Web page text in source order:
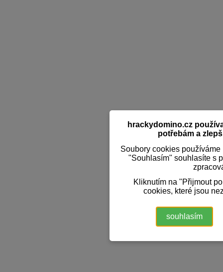
hrackydomino.cz
potřebám a
Soubory cookies
"Souhlasím" souhlasíte s
Kliknutím na "Přijmout
cookies, které jsou
souhlasím